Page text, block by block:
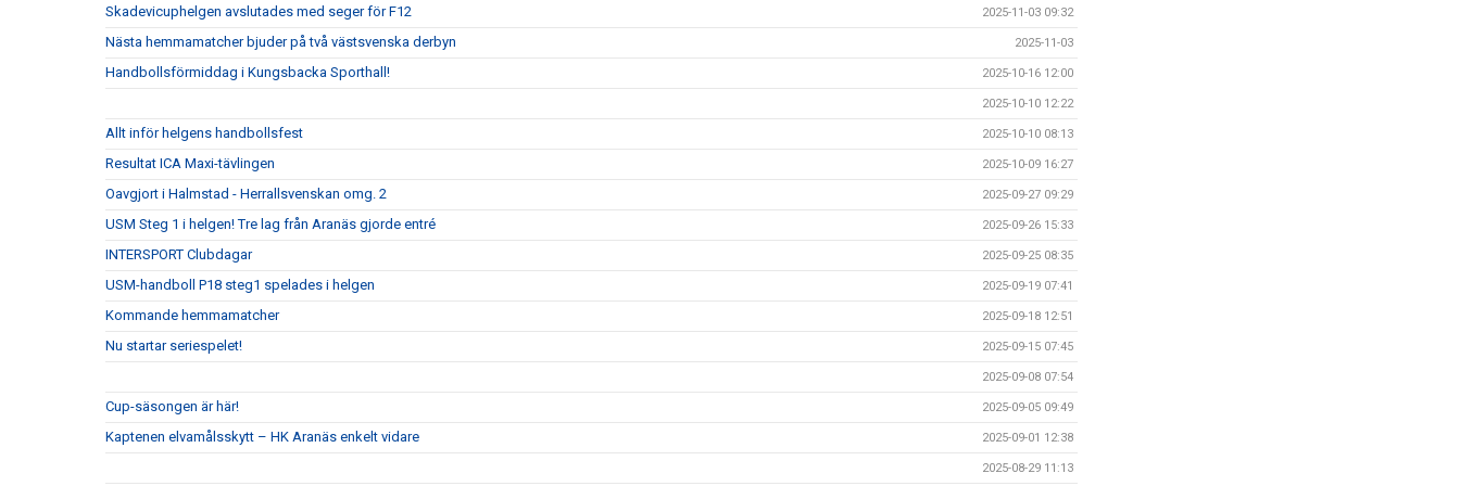
Skadevicuphelgen avslutades med seger för F12 2025-11-03 09:32
Nästa hemmamatcher bjuder på två västsvenska derbyn 2025-11-03
Handbollsförmiddag i Kungsbacka Sporthall! 2025-10-16 12:00
2025-10-10 12:22
Allt inför helgens handbollsfest 2025-10-10 08:13
Resultat ICA Maxi-tävlingen 2025-10-09 16:27
Oavgjort i Halmstad - Herrallsvenskan omg. 2 2025-09-27 09:29
USM Steg 1 i helgen! Tre lag från Aranäs gjorde entré 2025-09-26 15:33
INTERSPORT Clubdagar 2025-09-25 08:35
USM-handboll P18 steg1 spelades i helgen 2025-09-19 07:41
Kommande hemmamatcher 2025-09-18 12:51
Nu startar seriespelet! 2025-09-15 07:45
2025-09-08 07:54
Cup-säsongen är här! 2025-09-05 09:49
Kaptenen elvamålsskytt – HK Aranäs enkelt vidare 2025-09-01 12:38
2025-08-29 11:13